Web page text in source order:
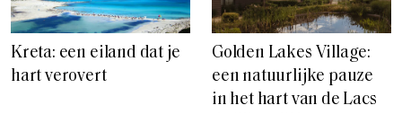
Kreta: een eiland dat je
hart verovert
Golden Lakes Village:
een natuurlijke pauze
in het hart van de Lacs